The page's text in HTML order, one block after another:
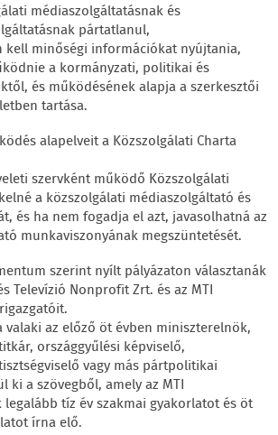
médiaszolgáltatásnak és
pártatlanul,
kell minőségi információkat nyújtania,
a kormányzati, politikai és
és működésének alapja a szerkesztői
tartása.
alapelveit a Közszolgálati Charta
szervként működő Közszolgálati
a közszolgálati médiaszolgáltató és
és ha nem fogadja el azt, javasolhatná az
munkaviszonyának megszüntetését.
szerint nyílt pályázaton választanák
Televízió Nonprofit Zrt. és az MTI
valaki az előző öt évben miniszterelnök,
országgyűlési képviselő,
vagy más pártpolitikai
ki a szövegből, amely az MTI
tíz év szakmai gyakorlatot és öt
írna elő.